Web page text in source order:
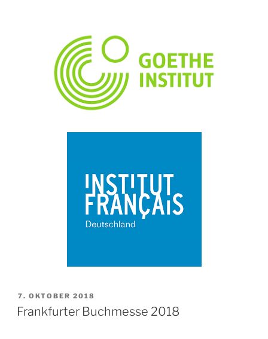
7. OKTOBER 2018
Frankfurter Buchmesse 2018